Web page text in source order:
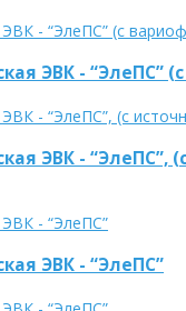
ЭВК - “ЭлеПС”
ЭВК - “ЭлеПС”,
ЭВК - “ЭлеПС”